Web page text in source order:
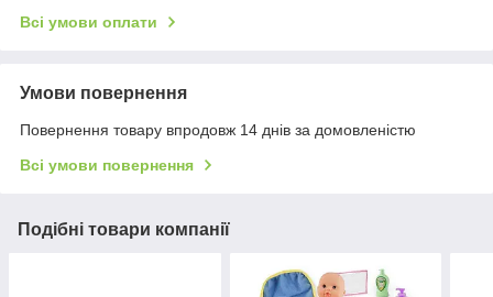
Всі умови оплати
Умови повернення
Повернення товару впродовж 14 днів за домовленістю
Всі умови повернення
Подібні товари компанії